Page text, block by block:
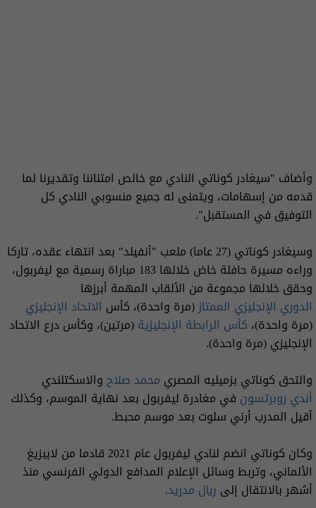
وأضاف "سيغادر كوناتي النادي مع خالص امتناننا وتقديرنا لما
قدمه من إسهامات، ويتمنى له جميع منسوبي النادي كل
التوفيق في المستقبل".
وسيغادر كوناتي (27 عاما) ملعب "أنفيلد" بعد انتهاء عقده، تاركا
وراءه مسيرة حافلة خاض خلالها 183 مباراة رسمية مع ليفربول،
وحقق خلالها مجموعة من الألقاب المهمة أبرزها
الدوري الإنجليزي الممتاز(مرة واحدة)، كأس الاتحاد الإنجليزي
(مرة واحدة)، كأس الرابطة الإنجليزية(مرتين)، وكأس درع الاتحاد
الإنجليزي (مرة واحدة).
والتحق كوناتي بزميليه المصري محمد صلاح والاسكتلندي
أندي روبرتسون في مغادرة ليفربول بعد نهاية الموسم، وكذلك
أقيل المدرب أرني سلوت بعد موسم محبط.
وكان كوناتي انضم لنادي ليفربول عام 2021 قادما من لايبزيغ
الألماني، وتربط وسائل الإعلام المدافع الدولي الفرنسي منذ
أشهر بالانتقال إلى ريال مدريد.